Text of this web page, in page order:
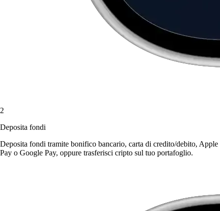
2
Deposita fondi
Deposita fondi tramite bonifico bancario, carta di credito/debito, Apple
Pay o Google Pay, oppure trasferisci cripto sul tuo portafoglio.